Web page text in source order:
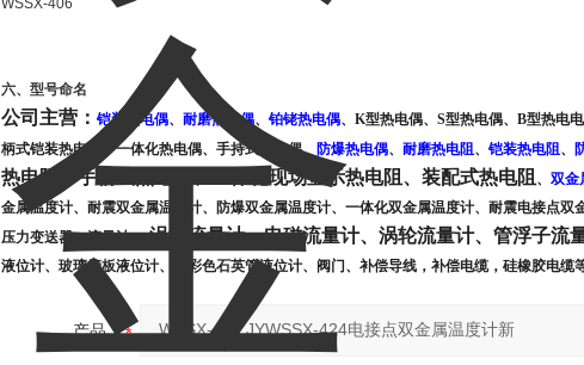
WSSX-406
六、型号命名
公司主营： 铠装热电偶、 耐磨热电偶、 铂铑热电偶、 K型热电偶、 S型热电偶、 B型热电
柄式铠装热电偶、一体化热电偶、手持式热电偶、 防爆热电偶、 耐磨热电阻、 铠装热电阻、
热电阻、手柄式热电阻、一体化现场显示热电阻、装配式热电阻 、 双金
金属温度计、耐震双金属温度计、防爆双金属温度计、一体化双金属温度计、耐震电接点双
压力变送器、流量计、涡街流量计、电磁流量计、涡轮流量计、管浮子流
液位计、玻璃管板液位计、双彩色石英管液位计、阀门、补偿导线，补偿电缆，硅橡胶电缆
产品：